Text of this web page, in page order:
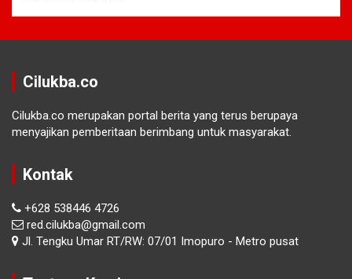
Cilukba.co
Cilukba.co merupakan portal berita yang terus berupaya
menyajikan pemberitaan berimbang untuk masyarakat.
Kontak
+628 538446 4726
red.cilukba@gmail.com
Jl. Tengku Umar RT/RW: 07/01 Imopuro - Metro pusat